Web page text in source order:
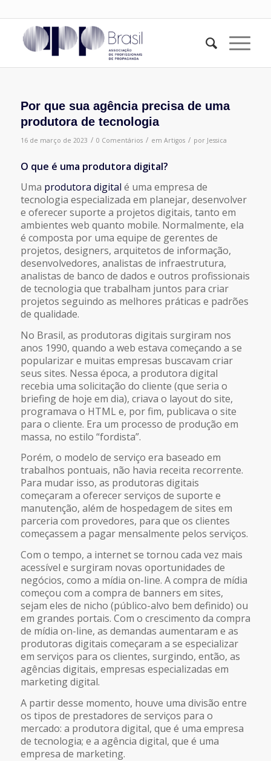
Por que sua agência precisa de uma
produtora de tecnologia
16 de março de 2023 / 0 Comentários / em Artigos / por Jessica
O que é uma produtora digital?
Uma produtora digital é uma empresa de
tecnologia especializada em planejar, desenvolver
e oferecer suporte a projetos digitais, tanto em
ambientes web quanto mobile. Normalmente, ela
é composta por uma equipe de gerentes de
projetos, designers, arquitetos de informação,
desenvolvedores, analistas de infraestrutura,
analistas de banco de dados e outros profissionais
de tecnologia que trabalham juntos para criar
projetos seguindo as melhores práticas e padrões
de qualidade.
No Brasil, as produtoras digitais surgiram nos
anos 1990, quando a web estava começando a se
popularizar e muitas empresas buscavam criar
seus sites. Nessa época, a produtora digital
recebia uma solicitação do cliente (que seria o
briefing de hoje em dia), criava o layout do site,
programava o HTML e, por fim, publicava o site
para o cliente. Era um processo de produção em
massa, no estilo “fordista”.
Porém, o modelo de serviço era baseado em
trabalhos pontuais, não havia receita recorrente.
Para mudar isso, as produtoras digitais
começaram a oferecer serviços de suporte e
manutenção, além de hospedagem de sites em
parceria com provedores, para que os clientes
começassem a pagar mensalmente pelos serviços.
Com o tempo, a internet se tornou cada vez mais
acessível e surgiram novas oportunidades de
negócios, como a mídia on-line. A compra de mídia
começou com a compra de banners em sites,
sejam eles de nicho (público-alvo bem definido) ou
em grandes portais. Com o crescimento da compra
de mídia on-line, as demandas aumentaram e as
produtoras digitais começaram a se especializar
em serviços para os clientes, surgindo, então, as
agências digitais, empresas especializadas em
marketing digital.
A partir desse momento, houve uma divisão entre
os tipos de prestadores de serviços para o
mercado: a produtora digital, que é uma empresa
de tecnologia; e a agência digital, que é uma
empresa de marketing.